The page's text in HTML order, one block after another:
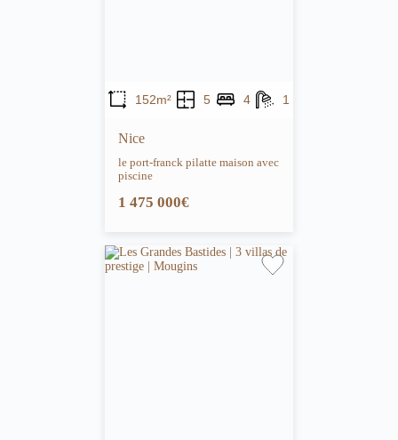
152m² 5 4 1
Nice
le port-franck pilatte maison avec
piscine
1 475 000€